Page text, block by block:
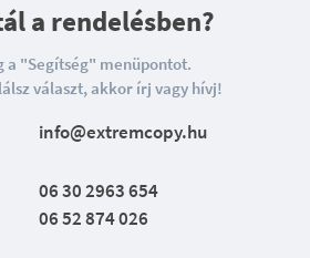
a rendelésben?
a "Segítség" menüpontot.
választ, akkor írj vagy hívj!
info@extremcopy.hu
06 30 2963 654
06 52 874 026